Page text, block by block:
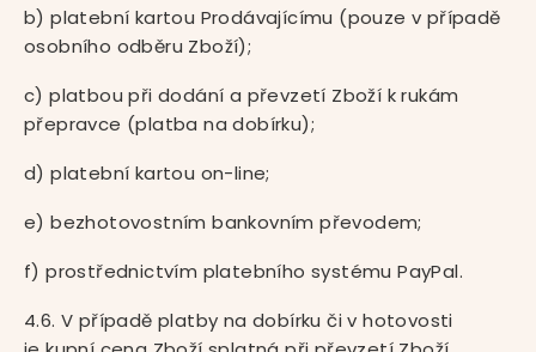
b) platební kartou Prodávajícímu (pouze v případě
osobního odběru Zboží);
c) platbou při dodání a převzetí Zboží k rukám
přepravce (platba na dobírku);
d) platební kartou on-line;
e) bezhotovostním bankovním převodem;
f) prostřednictvím platebního systému PayPal.
4.6. V případě platby na dobírku či v hotovosti